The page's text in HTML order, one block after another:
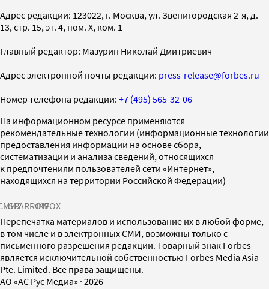
Адрес редакции: 123022, г. Москва, ул. Звенигородская 2-я, д.
13, стр. 15, эт. 4, пом. X, ком. 1
Главный редактор: Мазурин Николай Дмитриевич
Адрес электронной почты редакции: press-release@forbes.ru
Номер телефона редакции: +7 (495) 565-32-06
На информационном ресурсе применяются
рекомендательные технологии (информационные технологии
предоставления информации на основе сбора,
систематизации и анализа сведений, относящихся
к предпочтениям пользователей сети «Интернет»,
находящихся на территории Российской Федерации)
SPARROWINFOX
Перепечатка материалов и использование их в любой форме,
в том числе и в электронных СМИ, возможны только с
письменного разрешения редакции. Товарный знак Forbes
является исключительной собственностью Forbes Media Asia
Pte. Limited. Все права защищены.
AO «АС Рус Медиа» · 2026